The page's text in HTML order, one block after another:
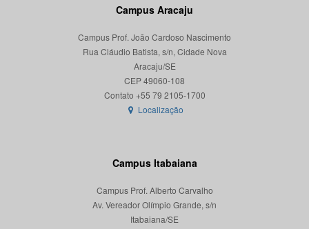
Campus Aracaju
Campus Prof. João Cardoso Nascimento
Rua Cláudio Batista, s/n, Cidade Nova
Aracaju/SE
CEP 49060-108
Localização
Campus Itabaiana
Campus Prof. Alberto Carvalho
Av. Vereador Olímpio Grande, s/n
Itabaiana/SE